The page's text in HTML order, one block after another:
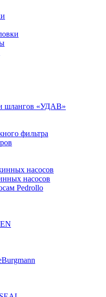
шлангов «УДАВ»
фильтра
насосов
насосов
Pedrollo